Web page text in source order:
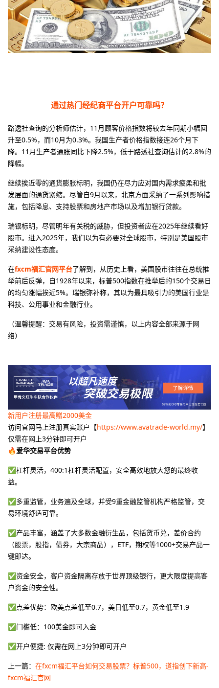
通过热门经纪商平台开户可靠吗？
路透社查询的分析师估计，11月顾客价格指数将较去年同期小幅回
升至0.5%，而10月为0.3%。我国生产者价格指数接连26个月下
降。11月生产者通胀同比下降2.5%，低于路透社查询估计的2.8%的
降幅。
继续挨近零的通货膨胀标明，我国仍在尽力应对国内需求疲柔和批
发层面的通货紧缩。尽管自9月以来，北京方面采纳了一系列影响措
施，包括降息、支持股票和房地产市场以及增加银行贷款。
瑞银标明，尽管明年有关税的威胁，但投资者应在2025年继续看好
股市。进入2025年，我们以为有必要对全球股市，特别是美国股市
采纳建设性态度。
在fxcm福汇官网平台了解到，从历史上看，美国股市往往在总统推
举前后反弹，自1928年以来，标普500指数在推举后的150个交易日
的均匀涨幅挨近5%。瑞银弥补称，其以为最具吸引力的美国行业是
科技、公用事业和金融行业。
（温馨提醒：交易有风险，投资需谨慎，以上内容全部来源于网
络）
新用户注册最高赠2000美金
访问官网马上注册真实账户【https://www.avatrade-world.my/】
仅需在网上3分钟即可开户
🔥爱华交易平台优势
✅杠杆灵活，400:1杠杆灵活配置，安全高效地放大您的最终收
益。
✅多重监管，业务遍及全球，并受9重金融监管机构严格监管，交
易环境舒适可靠。
✅产品丰富，涵盖了大多数金融衍生品，包括货币兑，差价合约
（股票，股指，债券，大宗商品），ETF，期权等1000+交易产品一
键即达。
✅资金安全，客户资金隔离存放于世界顶级银行，更大限度提高客
户资金的安全性。
✅点差优势：欧美点差低至0.7，美日低至0.7，黄金低至1.9
✅门槛低：100美金即可入金
✅开户便捷: 仅需在网上3分钟即可开户
上一篇： 在fxcm福汇平台如何交易股票？标普500，道指创下新高-
fxcm福汇官网